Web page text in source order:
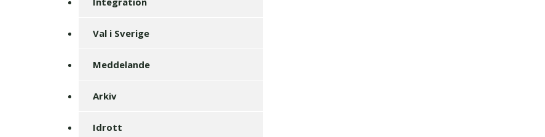
Val i Sverige
Meddelande
Arkiv
Idrott